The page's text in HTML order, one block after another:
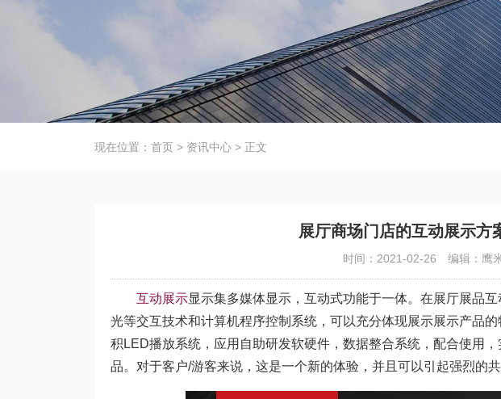
现在位置： 首页 > 资讯中心 > 正文
展厅商场门店的互动展示方
时间：2021-02-26 编辑：鹰
互动展示显示集多媒体显示，互动式功能于一体。在展厅展品
光等交互技术和计算机程序控制系统，可以充分体现展示展示产品
积LED播放系统，应用自助研发软硬件，数据整合系统，配合使用
品。对于客户/游客来说，这是一个新的体验，并且可以引起强烈的共